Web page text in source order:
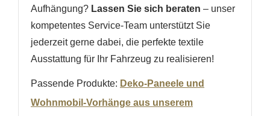
Aufhängung? Lassen Sie sich beraten – unser
kompetentes Service-Team unterstützt Sie
jederzeit gerne dabei, die perfekte textile
Ausstattung für Ihr Fahrzeug zu realisieren!
Passende Produkte: Deko-Paneele und
Wohnmobil-Vorhänge aus unserem